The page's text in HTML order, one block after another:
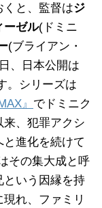
くと、監督はジ
ーゼル(ドミニ
(ブライアン・
、日本公開は
。シリーズは
』 でドミニク
来、犯罪アクシ
と進化を続けて
その集大成と呼
という因縁を持
れ、ファミリ